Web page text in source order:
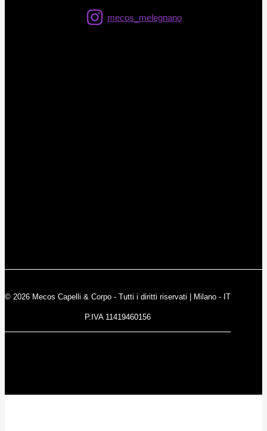
mecos_melegnano
© 2026 Mecos Capelli & Corpo - Tutti i diritti riservati | Milano - IT
P.IVA 11419460156